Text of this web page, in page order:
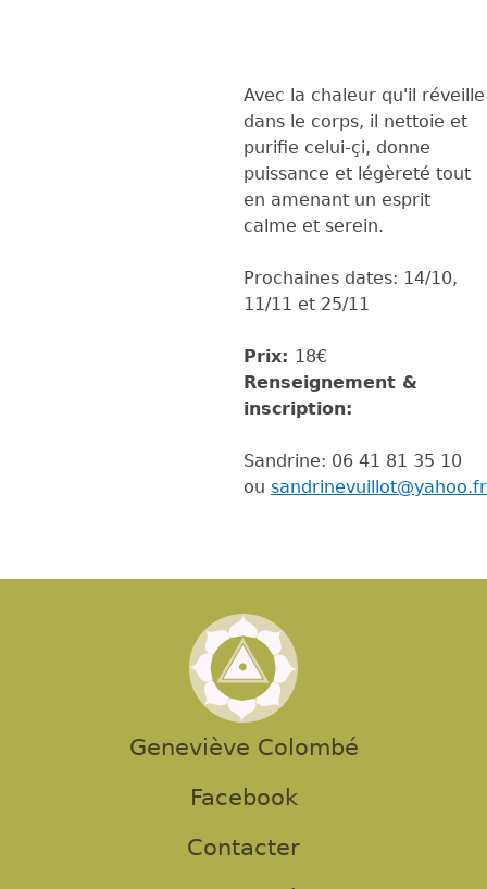
Avec la chaleur qu'il réveille
dans le corps, il nettoie et
purifie celui-çi, donne
puissance et légèreté tout
en amenant un esprit
calme et serein.
Prochaines dates: 14/10,
11/11 et 25/11
Prix: 18€
Renseignement &
inscription:
Sandrine: 06 41 81 35 10
ou sandrinevuillot@yahoo.fr
Geneviève Colombé
Facebook
Contacter